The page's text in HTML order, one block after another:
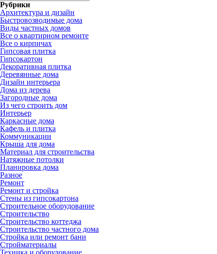
Рубрики
Архитектура и дизайн
Быстровозводимые дома
Виды частных домов
Все о квартирном ремонте
Все о кирпичах
Гипсовая плитка
Гипсокартон
Декоративная плитка
Деревянные дома
Дизайн интерьера
Дома из дерева
Загородные дома
Из чего строить дом
Интерьер
Каркасные дома
Кафель и плитка
Коммуникации
Крыша для дома
Материал для строительства
Натяжные потолки
Планировка дома
Разное
Ремонт
Ремонт и стройка
Стены из гипсокартона
Строительное оборудование
Строительство
Строительство коттеджа
Строительство частного дома
Стройка или ремонт бани
Стройматериалы
Техника и оборудование